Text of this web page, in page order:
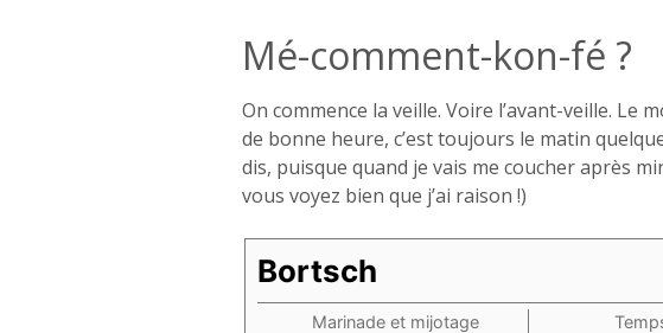
Mé-comment-kon-fé ?
On commence la veille. Voire l’avant-veille. Le
de bonne heure, c’est toujours le matin
dis, puisque quand je vais me coucher après
vous voyez bien que j’ai raison !)
Bortsch
Marinade et mijotage